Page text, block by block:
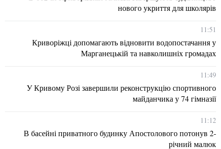
нового укриття для школярів
11:51
Криворіжці допомагають відновити водопостачання у
Марганецькій та навколишніх громадах
11:49
У Кривому Розі завершили реконструкцію спортивного
майданчика у 74 гімназії
11:12
В басейні приватного будинку Апостолового потонув 2-
річний малюк